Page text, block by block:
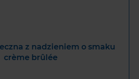
z nadzieniem o smaku
crème brûlée